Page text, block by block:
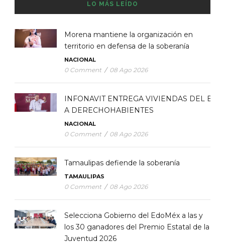
LO MÁS LEÍDO
Morena mantiene la organización en
territorio en defensa de la soberanía
NACIONAL
0 Comment / 08 Ago 2026
INFONAVIT ENTREGA VIVIENDAS DEL
A DERECHOHABIENTES
NACIONAL
0 Comment / 08 Ago 2026
Tamaulipas defiende la soberanía
TAMAULIPAS
0 Comment / 08 Ago 2026
Selecciona Gobierno del EdoMéx a las y
los 30 ganadores del Premio Estatal de la
Juventud 2026